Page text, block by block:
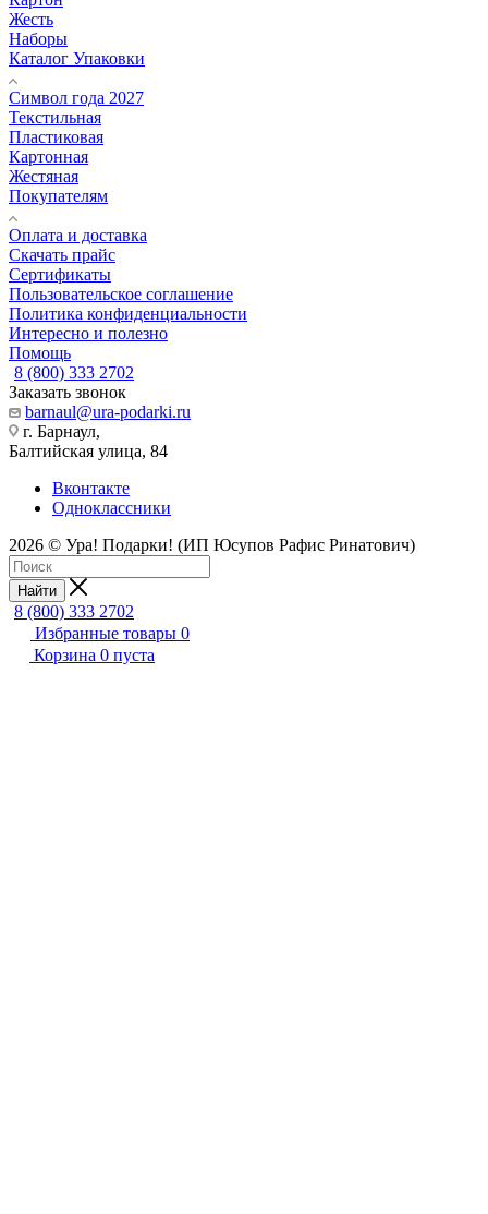
Жесть
Наборы
Каталог Упаковки
Символ года 2027
Текстильная
Пластиковая
Картонная
Жестяная
Покупателям
Оплата и доставка
Скачать прайс
Сертификаты
Пользовательское соглашение
Политика конфиденциальности
Интересно и полезно
Помощь
8 (800) 333 2702
Заказать звонок
barnaul@ura-podarki.ru
г. Барнаул,
Балтийская улица, 84
Вконтакте
Одноклассники
2026 © Ура! Подарки! (ИП Юсупов Рафис Ринатович)
Найти
8 (800) 333 2702
Избранные товары 0
Корзина 0 пуста